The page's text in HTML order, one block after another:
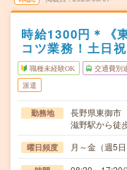
時給1300円＊《
コツ業務！土日
職種未経験OK 交通費別
派遣
勤務地
長野県東御市
滋野駅から徒
曜日頻度 月～金（週5